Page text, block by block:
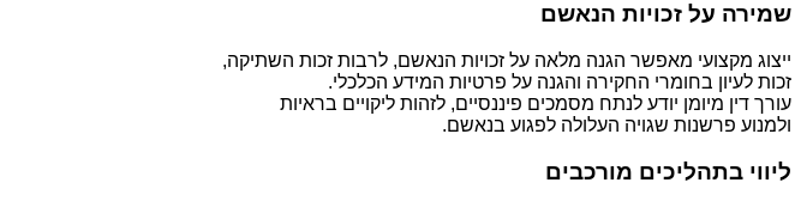
שמירה על זכויות הנאשם
ייצוג מקצועי מאפשר הגנה מלאה על זכויות הנאשם, לרבות זכות השתיקה,
זכות לעיון בחומרי החקירה והגנה על פרטיות המידע הכלכלי.
עורך דין מיומן יודע לנתח מסמכים פיננסיים, לזהות ליקויים בראיות
ולמנוע פרשנות שגויה העלולה לפגוע בנאשם.
ליווי בתהליכים מורכבים